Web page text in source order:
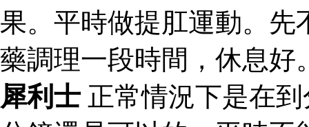
果。平時做提肛運動。先
藥調理一段時間，休息好
犀利士 正常情況下是在